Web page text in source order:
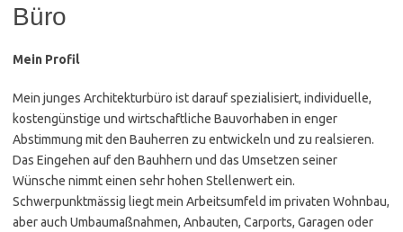
Büro
Mein Profil
Mein junges Architekturbüro ist darauf spezialisiert, individuelle,
kostengünstige und wirtschaftliche Bauvorhaben in enger
Abstimmung mit den Bauherren zu entwickeln und zu realsieren.
Das Eingehen auf den Bauhhern und das Umsetzen seiner
Wünsche nimmt einen sehr hohen Stellenwert ein.
Schwerpunktmässig liegt mein Arbeitsumfeld im privaten Wohnbau,
aber auch Umbaumaßnahmen, Anbauten, Carports, Garagen oder